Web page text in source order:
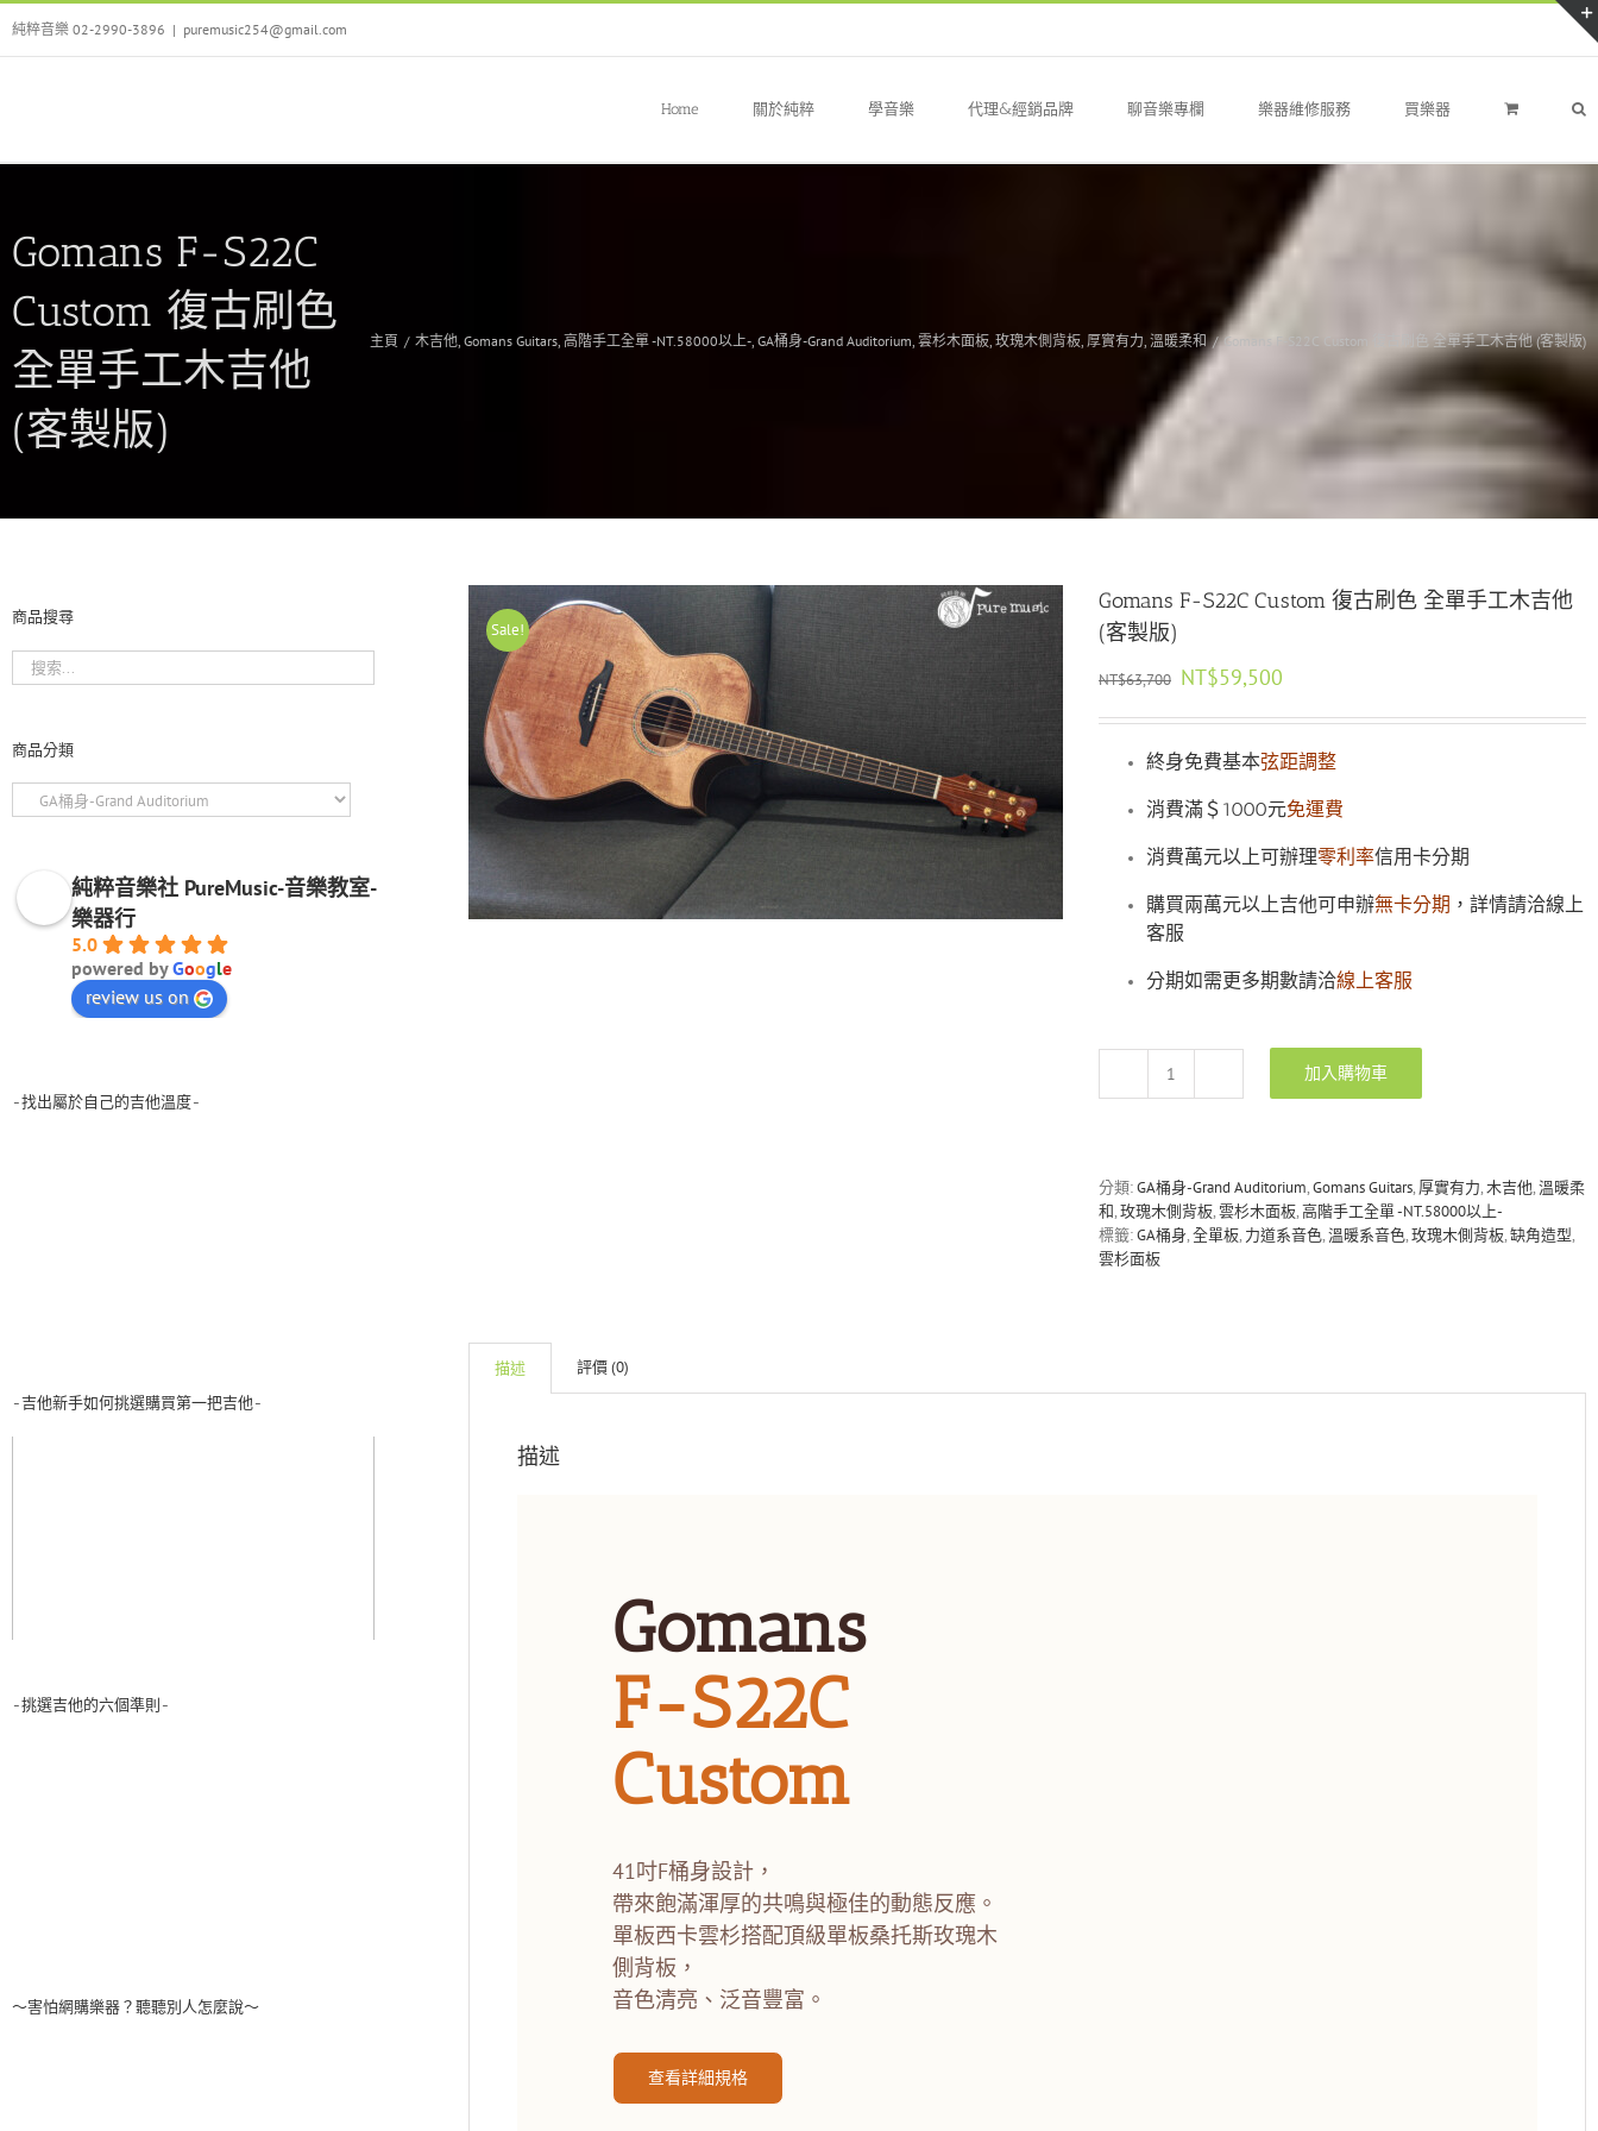
Skip
content
純粹音樂 02-2990-3896 | puremusic254@gmail.com
Home 關於純粹 學音樂 代理&經銷品牌 聊音樂專欄 樂器維修服務 買樂器
Gomans F-S22C
Custom 復古刷色
全單手工木吉他
(客製版)
主頁 / 木吉他, Gomans Guitars, 高階手工全單 -NT.58000以上-, GA桶身-Grand Auditorium, 雲杉木面板, 玫瑰木側背板, 厚實有力, 溫暖柔和 / Gomans F-S22C Custom 復古刷色 全單手工木吉他 (客製版)
Sale!
Gomans F-S22C Custom 復古刷色 全單手工木吉他
(客製版)
NT$63,700 原
價
NT$63,700。
NT$59,500目
價
NT$59,500。
終身免費基本弦距調整
消費滿＄1000元免運費
消費萬元以上可辦理零利率信用卡分期
購買兩萬元以上吉他可申辦無卡分期 ，詳情請洽線上
客服
分期如需更多期數請洽線上客服
Gomans
復
古
刷
吉
加入購物車
分類:GA桶身-Grand Auditorium,Gomans Guitars, 厚實有力,木吉他,溫暖柔
和,玫瑰木側背板,雲杉木面板,高階手工全單 -NT.58000以上-
標籤:GA桶身,全單板, 力道系音色,溫暖系音色,玫瑰木側背板,缺角造型,
雲杉面板
描述 評價 (0)
描述
Gomans
F-S22C
Custom
41吋F桶身設計，
帶來飽滿渾厚的共鳴與極佳的動態反應。
單板西卡雲杉搭配頂級單板桑托斯玫瑰木
側背板，
音色清亮、泛音豐富。
查看詳細規格
商品搜尋
商品分類
純粹音樂社 PureMusic-音樂教室-
樂器行
5.0
powered byGoogle
review us on
-找出屬於自己的吉他溫度-
-吉他新手如何挑選購買第一把吉他-
-挑選吉他的六個準則-
～害怕網購樂器？聽聽別人怎麼說～